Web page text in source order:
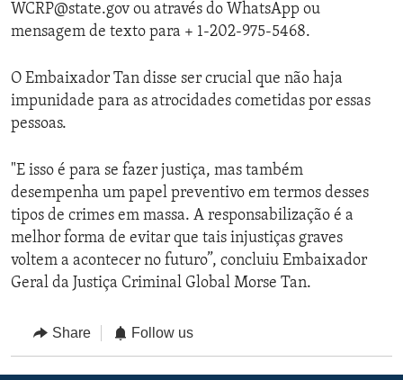
WCRP@state.gov ou através do WhatsApp ou
mensagem de texto para + 1-202-975-5468.
O Embaixador Tan disse ser crucial que não haja
impunidade para as atrocidades cometidas por essas
pessoas.
"E isso é para se fazer justiça, mas também
desempenha um papel preventivo em termos desses
tipos de crimes em massa. A responsabilização é a
melhor forma de evitar que tais injustiças graves
voltem a acontecer no futuro”, concluiu Embaixador
Geral da Justiça Criminal Global Morse Tan.
Share Follow us